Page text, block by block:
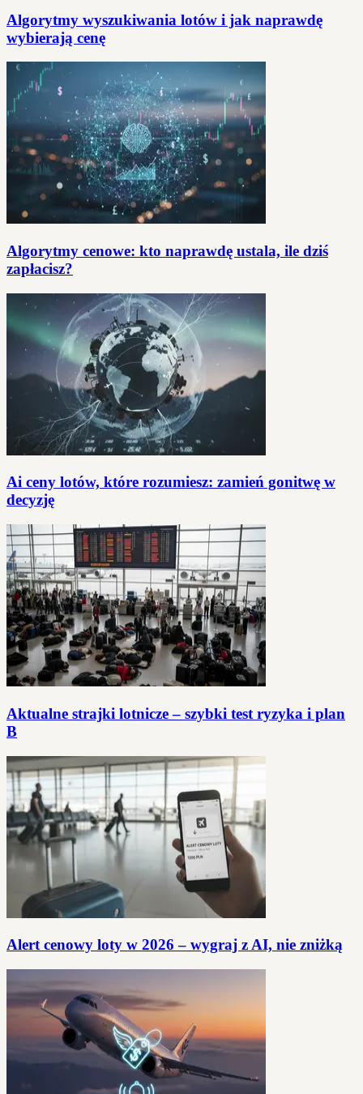
Algorytmy wyszukiwania lotów i jak naprawdę
wybierają cenę
Algorytmy cenowe: kto naprawdę ustala, ile dziś
zapłacisz?
Ai ceny lotów, które rozumiesz: zamień gonitwę w
decyzję
Aktualne strajki lotnicze – szybki test ryzyka i plan
B
Alert cenowy loty w 2026 – wygraj z AI, nie zniżką